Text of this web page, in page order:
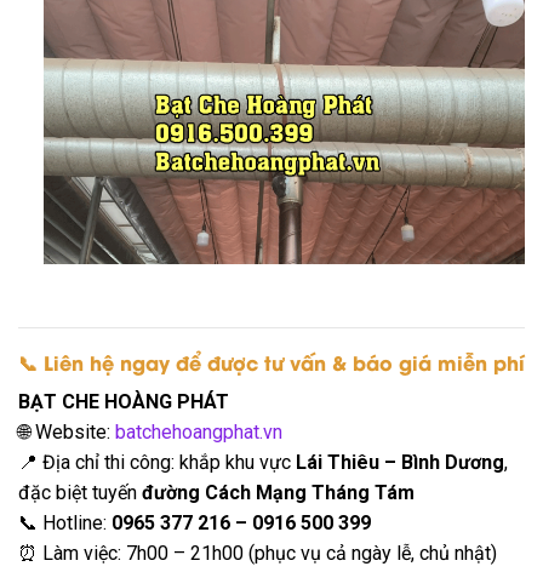
📞 Liên hệ ngay để được tư vấn & báo giá miễn phí
BẠT CHE HOÀNG PHÁT
🌐 Website: batchehoangphat.vn
📍 Địa chỉ thi công: khắp khu vực Lái Thiêu – Bình Dương,
đặc biệt tuyến đường Cách Mạng Tháng Tám
📞 Hotline: 0965 377 216 – 0916 500 399
⏰ Làm việc: 7h00 – 21h00 (phục vụ cả ngày lễ, chủ nhật)